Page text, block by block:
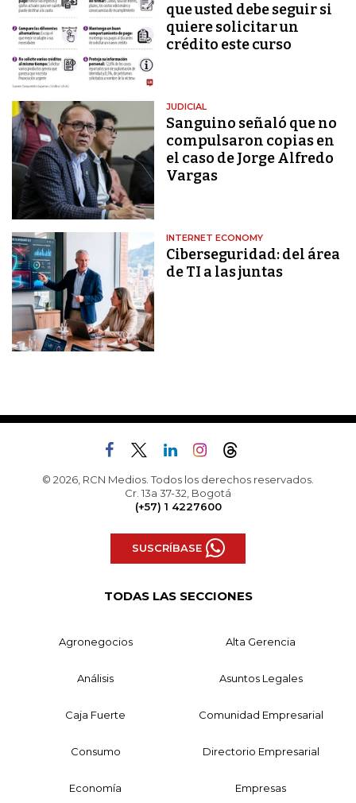
que usted debe seguir si
quiere solicitar un
crédito este curso
JUDICIAL
Sanguino señaló que no
compulsaron copias en
el caso de Jorge Alfredo
Vargas
INTERNET ECONOMY
Ciberseguridad: del área
de TI a las juntas
© 2026, RCN Medios. Todos los derechos reservados.
Cr. 13a 37-32, Bogotá
(+57) 1 4227600
SUSCRÍBASE
TODAS LAS SECCIONES
Agronegocios Alta Gerencia
Análisis Asuntos Legales
Caja Fuerte Comunidad Empresarial
Consumo Directorio Empresarial
Economía Empresas